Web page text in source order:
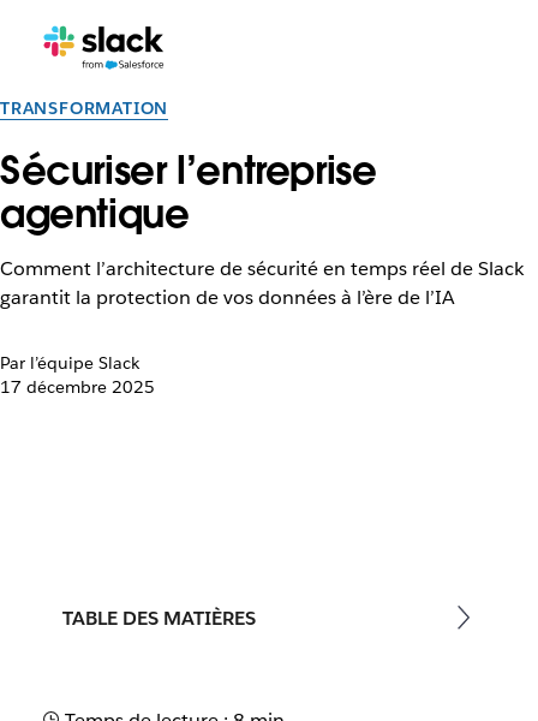
TRANSFORMATION
Sécuriser l’entreprise
agentique
Comment l’architecture de sécurité en temps réel de Slack
garantit la protection de vos données à l’ère de l’IA
Par l’équipe Slack
17 décembre 2025
TABLE DES MATIÈRES